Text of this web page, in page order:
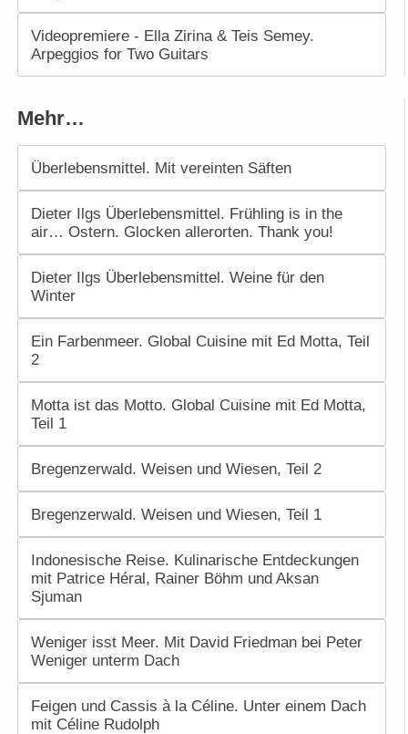
Videopremiere - Ella Zirina & Teis Semey.
Arpeggios for Two Guitars
Mehr…
Überlebensmittel. Mit vereinten Säften
Dieter Ilgs Überlebensmittel. Frühling is in the
air… Ostern. Glocken allerorten. Thank you!
Dieter Ilgs Überlebensmittel. Weine für den
Winter
Ein Farbenmeer. Global Cuisine mit Ed Motta, Teil
2
Motta ist das Motto. Global Cuisine mit Ed Motta,
Teil 1
Bregenzerwald. Weisen und Wiesen, Teil 2
Bregenzerwald. Weisen und Wiesen, Teil 1
Indonesische Reise. Kulinarische Entdeckungen
mit Patrice Héral, Rainer Böhm und Aksan
Sjuman
Weniger isst Meer. Mit David Friedman bei Peter
Weniger unterm Dach
Feigen und Cassis à la Céline. Unter einem Dach
mit Céline Rudolph